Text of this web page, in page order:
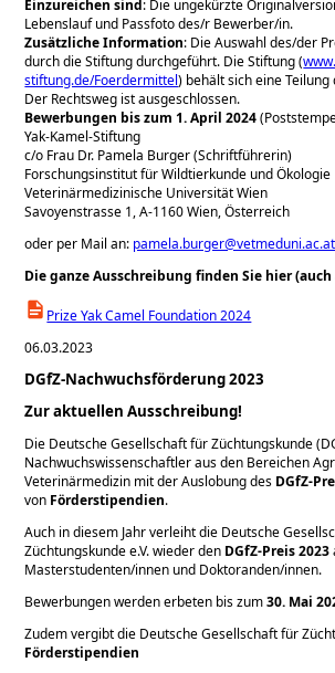
Einzureichen sind: Die ungekürzte
Lebenslauf und Passfoto des/r Bewerber/in.
Zusätzliche Information: Die Auswahl des/der
durch die Stiftung durchgeführt. Die Stiftung (
stiftung.de/Foerdermittel) behält sich eine Teilung
Der Rechtsweg ist ausgeschlossen.
Bewerbungen bis zum 1. April 2024
Yak-Kamel-Stiftung
c/o Frau Dr. Pamela Burger (Schriftführerin)
Forschungsinstitut für Wildtierkunde und Ökologie
Veterinärmedizinische Universität Wien
Savoyenstrasse 1, A-1160 Wien, Österreich
oder per Mail an: pamela.burger@vetmeduni.ac.at
Die ganze Ausschreibung finden Sie hier
Prize Yak Camel Foundation 2024
06.03.2023
DGfZ-Nachwuchsförderung 2023
Zur aktuellen Ausschreibung!
Die Deutsche Gesellschaft für Züchtungskunde
Nachwuchswissenschaftler aus den Bereichen
Veterinärmedizin mit der Auslobung des DGfZ-
von Förderstipendien.
Auch in diesem Jahr verleiht die Deutsche
Züchtungskunde e.V. wieder den DGfZ-Preis 2023
Masterstudenten/innen und Doktoranden/innen.
Bewerbungen werden erbeten bis zum30. Mai
Zudem vergibt die Deutsche Gesellschaft für
Förderstipendien